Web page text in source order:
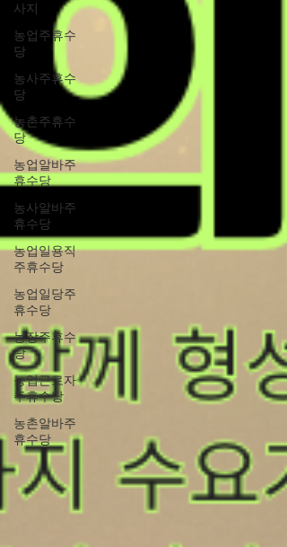
사지
농업주휴수
당
농사주휴수
당
농촌주휴수
당
농업알바주
휴수당
농사알바주
휴수당
농업일용직
주휴수당
농업일당주
휴수당
농장주휴수
당
농업근로자
주휴수당
농촌알바주
휴수당